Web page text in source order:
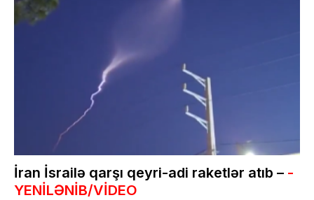
İran İsrailə qarşı qeyri-adi raketlər atıb – -
YENİLƏNİB/VİDEO